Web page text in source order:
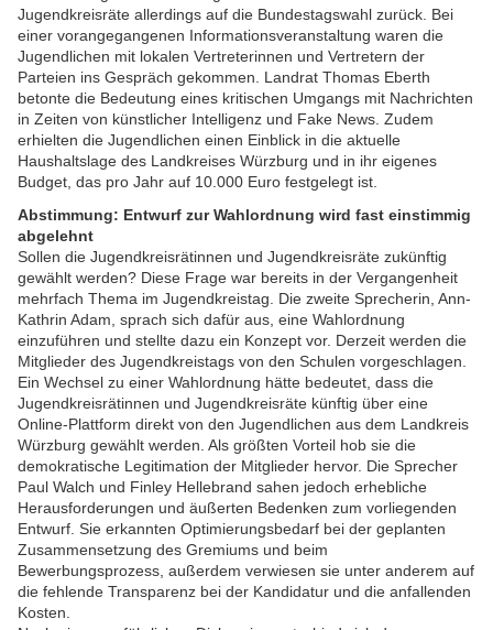
Jugendkreisräte allerdings auf die Bundestagswahl zurück. Bei
einer vorangegangenen Informationsveranstaltung waren die
Jugendlichen mit lokalen Vertreterinnen und Vertretern der
Parteien ins Gespräch gekommen. Landrat Thomas Eberth
betonte die Bedeutung eines kritischen Umgangs mit Nachrichten
in Zeiten von künstlicher Intelligenz und Fake News. Zudem
erhielten die Jugendlichen einen Einblick in die aktuelle
Haushaltslage des Landkreises Würzburg und in ihr eigenes
Budget, das pro Jahr auf 10.000 Euro festgelegt ist.
Abstimmung: Entwurf zur Wahlordnung wird fast einstimmig
abgelehnt
Sollen die Jugendkreisrätinnen und Jugendkreisräte zukünftig
gewählt werden? Diese Frage war bereits in der Vergangenheit
mehrfach Thema im Jugendkreistag.
Die zweite Sprecherin, Ann-
Kathrin Adam, sprach sich dafür aus, eine Wahlordnung
einzuführen und stellte dazu ein Konzept vor. Derzeit werden die
Mitglieder des Jugendkreistags von den Schulen vorgeschlagen.
Ein Wechsel zu einer Wahlordnung hätte bedeutet, dass die
Jugendkreisrätinnen und Jugendkreisräte künftig über eine
Online-Plattform direkt von den Jugendlichen aus dem Landkreis
Würzburg gewählt werden. Als größten Vorteil hob sie die
demokratische Legitimation der Mitglieder hervor. Die Sprecher
Paul Walch und Finley Hellebrand sahen jedoch erhebliche
Herausforderungen und äußerten Bedenken zum vorliegenden
Entwurf. Sie erkannten Optimierungsbedarf bei der geplanten
Zusammensetzung des Gremiums und beim
Bewerbungsprozess, außerdem verwiesen sie unter anderem auf
die fehlende Transparenz bei der Kandidatur und die anfallenden
Kosten.